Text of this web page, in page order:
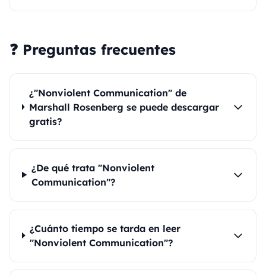
❓ Preguntas frecuentes
¿"Nonviolent Communication" de
Marshall Rosenberg se puede descargar
gratis?
¿De qué trata "Nonviolent
Communication"?
¿Cuánto tiempo se tarda en leer
"Nonviolent Communication"?